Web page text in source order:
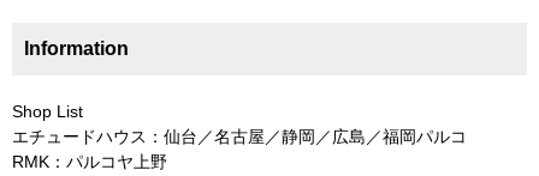
Information
Shop List
エチュードハウス：仙台／名古屋／静岡／広島／福岡パルコ
RMK：パルコヤ上野